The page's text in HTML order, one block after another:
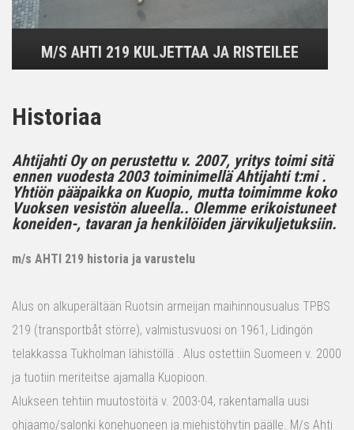
M/S AHTI 219 KULJETTAA JA RISTEILEE
Historiaa
Ahtijahti Oy on perustettu v. 2007, yritys toimi sitä
ennen vuodesta 2003 toiminimellä Ahtijahti t:mi .
Yhtiön pääpaikka on Kuopio, mutta toimimme koko
Vuoksen vesistön alueella.. Olemme erikoistuneet
koneiden-, tavaran ja henkilöiden järvikuljetuksiin.
m/s AHTI 219 historia ja varustelu
Alus on alkuperältään Ruotsin armeijan maihinnousualus TPBS
219 (transportbåt större), valmistusvuosi on 1961, Lidingön
telakkassa Tukholman lähistöllä . Alus ostettiin Suomeen v. 2000
ja tuotiin meriteitse ajamalla Kuopioon.
Alukseen tehtiin muutostöitä v. 2003-04, rakentamalla uusi
ohjaamo/salonki konehuoneen ja miehistöhytin päälle. M/s Ahti